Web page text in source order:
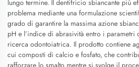
lungo termine. Il dentifricio sbiancante più
problema mediante una formulazione
grado di garantire la massima azione
pH e l’indice di abrasività entro i parametri
ricerca odontoiatrica. Il prodotto contiene
cui composti di calcio e fosfato, che
rafforzare lo smalto mentre si svolge il